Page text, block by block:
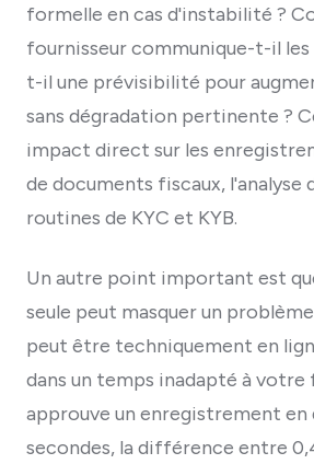
formelle en cas d'instabilité ?
fournisseur communique-t-il les
t-il une prévisibilité pour
sans dégradation pertinente ?
impact direct sur les
de documents fiscaux, l'analyse
routines de KYC et KYB.
Un autre point important est
seule peut masquer un
peut être techniquement en
dans un temps inadapté à votre
approuve un enregistrement en
secondes, la différence entre